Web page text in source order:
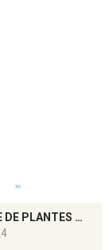
BIOLYS : TISANES BIO ET INFUSIONS À BASE DE PLANTES POUR LE BIEN-ÊTRE NATUREL